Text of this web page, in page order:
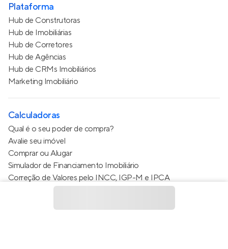
Plataforma
Hub de Construtoras
Hub de Imobiliárias
Hub de Corretores
Hub de Agências
Hub de CRMs Imobiliários
Marketing Imobiliário
Calculadoras
Qual é o seu poder de compra?
Avalie seu imóvel
Comprar ou Alugar
Simulador de Financiamento Imobiliário
Correção de Valores pelo INCC, IGP-M e IPCA
Estimativa de valor do condomínio